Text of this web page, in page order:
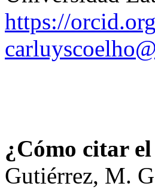
https://
¿Cómo citar
Gutiérrez, M.